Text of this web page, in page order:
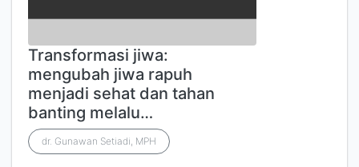
Transformasi jiwa:
mengubah jiwa rapuh
menjadi sehat dan tahan
banting melalu…
dr. Gunawan Setiadi, MPH